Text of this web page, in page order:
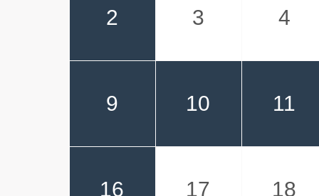
2 3 4
9 10 11
16 17 18